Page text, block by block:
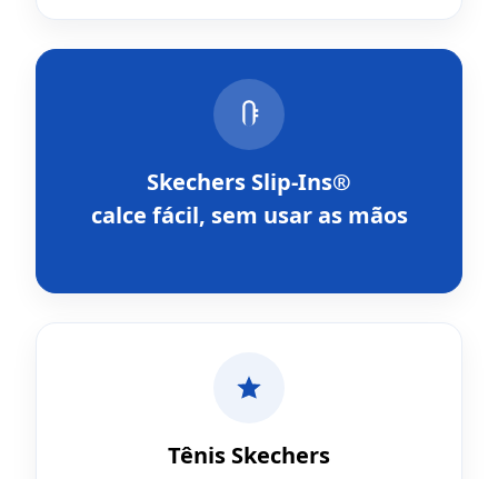
Skechers Slip-Ins®
calce fácil, sem usar as mãos
Tênis Skechers